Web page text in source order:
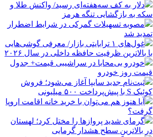
دلار به کف سه‌هفته‌ای رسید/ واکنش طلا و
سکه به بازگشایی تنگه هرمز
مصوبه تسهیلات گمرکی در شرایط اضطرار
تمدید شد
غول‌های ۱ ترابایتی بازار/ معرفی گوشی‌هایی
با بالاترین ظرفیت حافظه داخلی در سال ۲۰۲۶
خودرو بی‌محابا در سراشیبی قیمت+ جدول
قیمت روز خودرو
ثبت‌نام جدید سایپا آغاز می‌شود؛ فروش
کوئیک S با پیش‌پرداخت ۵۰۰ میلیونی
آیا هنوز هم می‌توان با خرید خانه اقامت اروپا
گرفت؟
گرمای شدید پروازها را مختل کرد؛ لهستان
در بالاترین سطح هشدار گرمایی